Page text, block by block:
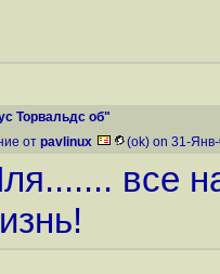
Торвальдс об"
от pavlinux (ok) on 31-
все